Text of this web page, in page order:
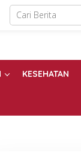
KESEHATAN